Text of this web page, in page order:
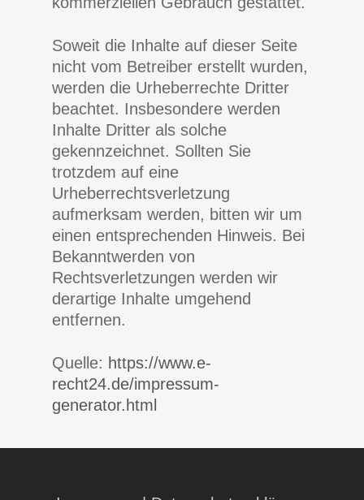
Soweit die Inhalte auf dieser Seite
nicht vom Betreiber erstellt wurden,
werden die Urheberrechte Dritter
beachtet. Insbesondere werden
Inhalte Dritter als solche
gekennzeichnet. Sollten Sie
trotzdem auf eine
Urheberrechtsverletzung
aufmerksam werden, bitten wir um
einen entsprechenden Hinweis. Bei
Bekanntwerden von
Rechtsverletzungen werden wir
derartige Inhalte umgehend
entfernen.
Quelle: https://www.e-
recht24.de/impressum-
generator.html